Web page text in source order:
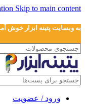
Skip to main content
به وبسایت پتینه ابزار خوش آمدید.
ورود / عضویت